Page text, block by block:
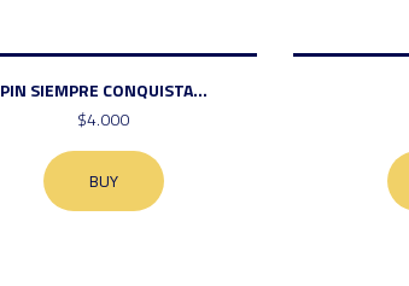
PIN SIEMPRE CONQUISTA...
$4.000
BUY